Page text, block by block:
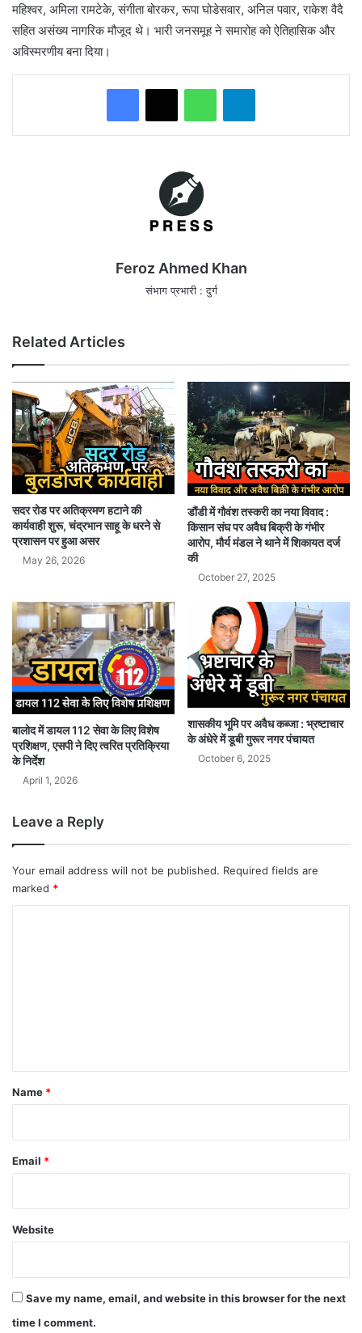
महिश्वर, अमिला रामटेके, संगीता बोरकर, रूपा घोडेसवार, अनिल पवार, राकेश वैदै
सहित असंख्य नागरिक मौजूद थे। भारी जनसमूह ने समारोह को ऐतिहासिक और
अविस्मरणीय बना दिया।
Feroz Ahmed Khan
संभाग प्रभारी : दुर्ग
Related Articles
सदर रोड पर अतिक्रमण हटाने की
कार्यवाही शुरू, चंद्रभान साहू के धरने से
प्रशासन पर हुआ असर
May 26, 2026
डौंडी में गौवंश तस्करी का नया विवाद :
किसान संघ पर अवैध बिक्री के गंभीर
आरोप, मौर्य मंडल ने थाने में शिकायत दर्ज
की
October 27, 2025
बालोद में डायल 112 सेवा के लिए विशेष
प्रशिक्षण, एसपी ने दिए त्वरित प्रतिक्रिया
के निर्देश
April 1, 2026
शासकीय भूमि पर अवैध कब्जा : भ्रष्टाचार
के अंधेरे में डूबी गुरूर नगर पंचायत
October 6, 2025
Leave a Reply
Your email address will not be published. Required fields are
marked *
*
Name *
Email *
Website
Save my name, email, and website in this browser for the next
time I comment.